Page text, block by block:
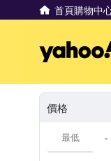
首頁購物中
價格
-